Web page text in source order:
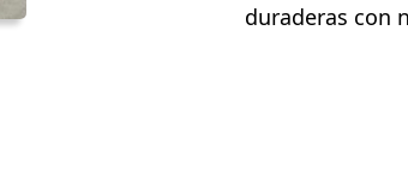
duraderas con